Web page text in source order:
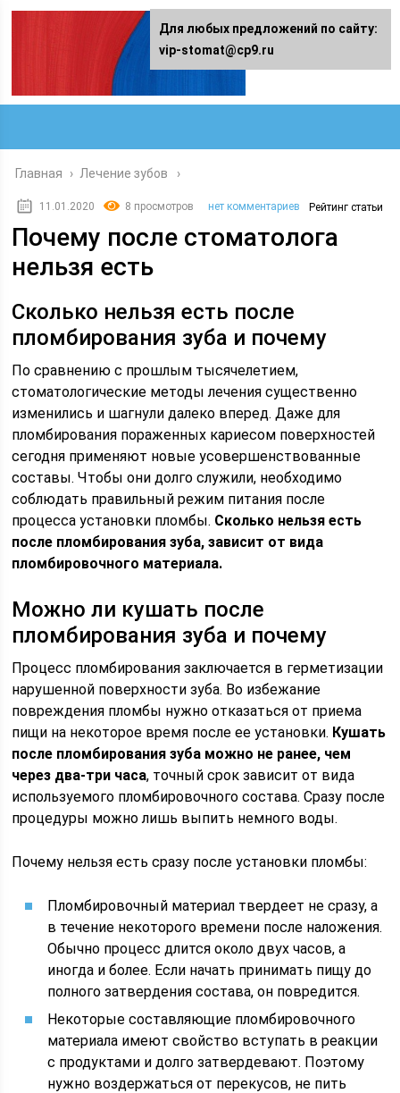
Главная › Лечение зубов
11.01.2020 8 просмотров нет комментариев Рейтинг статьи
Почему после стоматолога
нельзя есть
Сколько нельзя есть после
пломбирования зуба и почему
По сравнению с прошлым тысячелетием,
стоматологические методы лечения существенно
изменились и шагнули далеко вперед. Даже для
пломбирования пораженных кариесом поверхностей
сегодня применяют новые усовершенствованные
составы. Чтобы они долго служили, необходимо
соблюдать правильный режим питания после
процесса установки пломбы. Сколько нельзя есть
после пломбирования зуба, зависит от вида
пломбировочного материала.
Можно ли кушать после
пломбирования зуба и почему
Процесс пломбирования заключается в герметизации
нарушенной поверхности зуба. Во избежание
повреждения пломбы нужно отказаться от приема
пищи на некоторое время после ее установки. Кушать
после пломбирования зуба можно не ранее, чем
через два-три часа, точный срок зависит от вида
используемого пломбировочного состава. Сразу после
процедуры можно лишь выпить немного воды.
Почему нельзя есть сразу после установки пломбы:
Пломбировочный материал твердеет не сразу, а
в течение некоторого времени после наложения.
Обычно процесс длится около двух часов, а
иногда и более. Если начать принимать пищу до
полного затвердения состава, он повредится.
Некоторые составляющие пломбировочного
материала имеют свойство вступать в реакции
с продуктами и долго затвердевают. Поэтому
нужно воздержаться от перекусов, не пить
Для любых предложений по сайту:
vip-stomat@cp9.ru